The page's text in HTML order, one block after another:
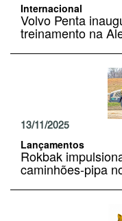
Internacional
Volvo Penta
treinamento na
13/11/2025
Lançamentos
Rokbak
caminhões-pipa